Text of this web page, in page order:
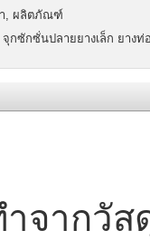
, ผลิตภัณฑ์
จุกซักซั่นปลายยางเล็ก ยางท่
จากวัส